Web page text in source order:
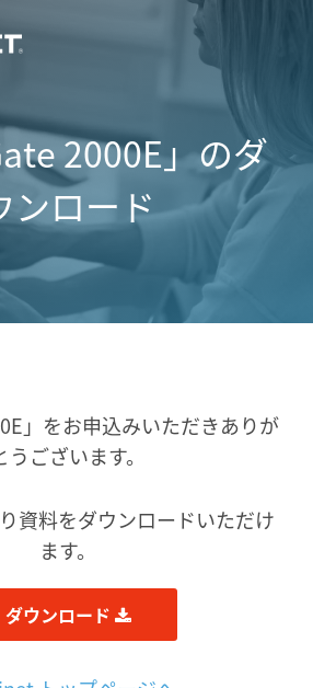
2000E」のダ
ンロード
」をお申込みいただきありが
うございます。
資料をダウンロードいただけ
ます。
ダウンロード